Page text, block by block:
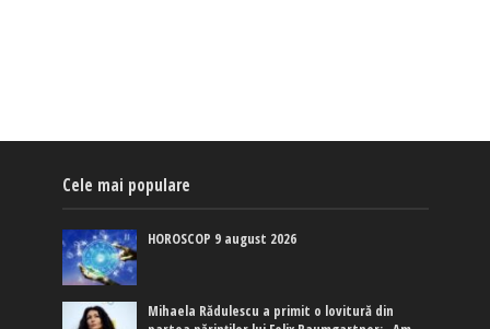
Cele mai populare
HOROSCOP 9 august 2026
Mihaela Rădulescu a primit o lovitură din